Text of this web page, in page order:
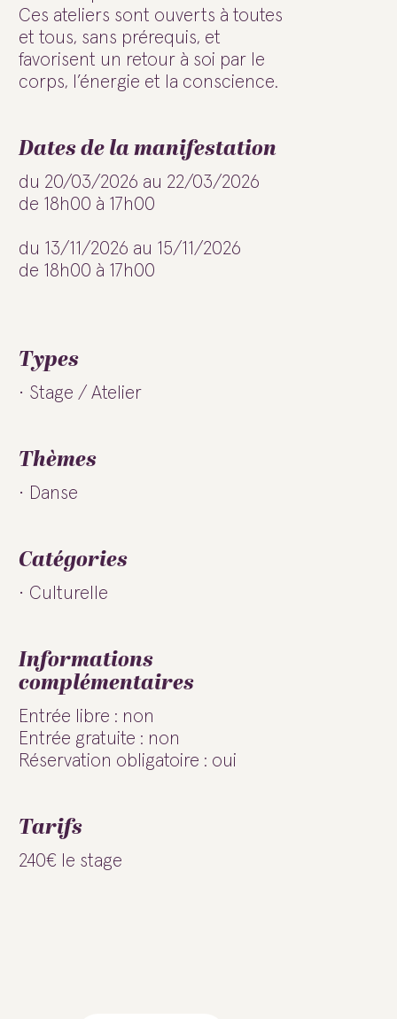
Ces ateliers sont ouverts à toutes
et tous, sans prérequis, et
favorisent un retour à soi par le
corps, l’énergie et la conscience.
Dates de la manifestation
du 20/03/2026 au 22/03/2026
de 18h00 à 17h00
du 13/11/2026 au 15/11/2026
de 18h00 à 17h00
Types
Stage / Atelier
Thèmes
Danse
Catégories
Culturelle
Informations
complémentaires
Entrée libre : non
Entrée gratuite : non
Réservation obligatoire : oui
Tarifs
240€ le stage